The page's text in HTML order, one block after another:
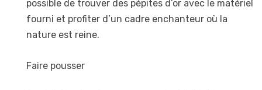
possible de trouver des pépites d’or avec le matériel
fourni et profiter d’un cadre enchanteur où la
nature est reine.
Faire pousser